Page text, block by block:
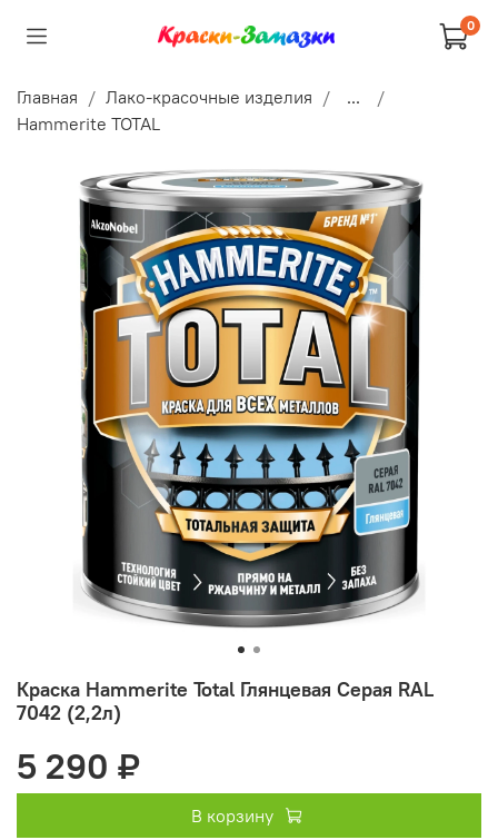
0
Главная Лако-красочные изделия
...
Hammerite TOTAL
Краска Hammerite Total Глянцевая Серая RAL
7042 (2,2л)
5 290 ₽
В корзину